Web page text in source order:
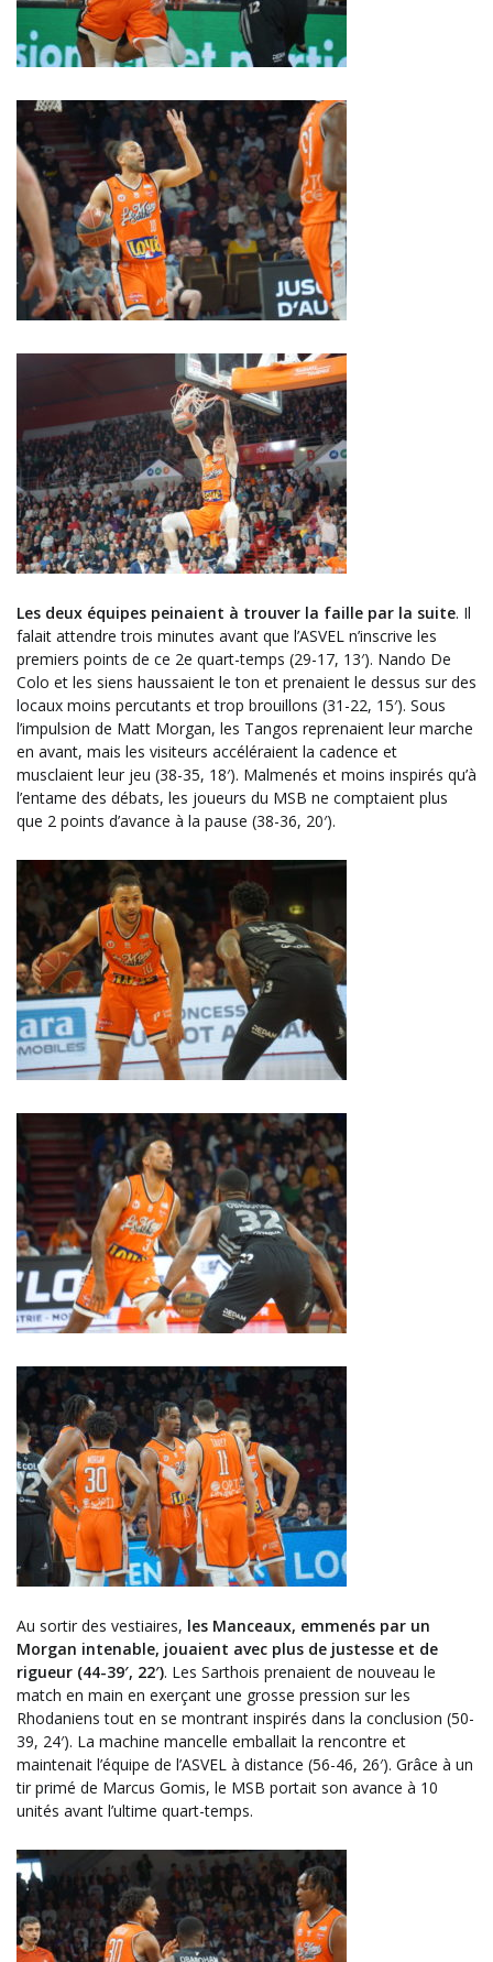
Les deux équipes peinaient à trouver la faille par la suite. Il
falait attendre trois minutes avant que l’ASVEL n’inscrive les
premiers points de ce 2e quart-temps (29-17, 13′). Nando De
Colo et les siens haussaient le ton et prenaient le dessus sur des
locaux moins percutants et trop brouillons (31-22, 15′). Sous
l’impulsion de Matt Morgan, les Tangos reprenaient leur marche
en avant, mais les visiteurs accéléraient la cadence et
musclaient leur jeu (38-35, 18′). Malmenés et moins inspirés qu’à
l’entame des débats, les joueurs du MSB ne comptaient plus
que 2 points d’avance à la pause (38-36, 20′).
Au sortir des vestiaires, les Manceaux, emmenés par un
Morgan intenable, jouaient avec plus de justesse et de
rigueur (44-39′, 22′). Les Sarthois prenaient de nouveau le
match en main en exerçant une grosse pression sur les
Rhodaniens tout en se montrant inspirés dans la conclusion (50-
39, 24′). La machine mancelle emballait la rencontre et
maintenait l’équipe de l’ASVEL à distance (56-46, 26′). Grâce à un
tir primé de Marcus Gomis, le MSB portait son avance à 10
unités avant l’ultime quart-temps.